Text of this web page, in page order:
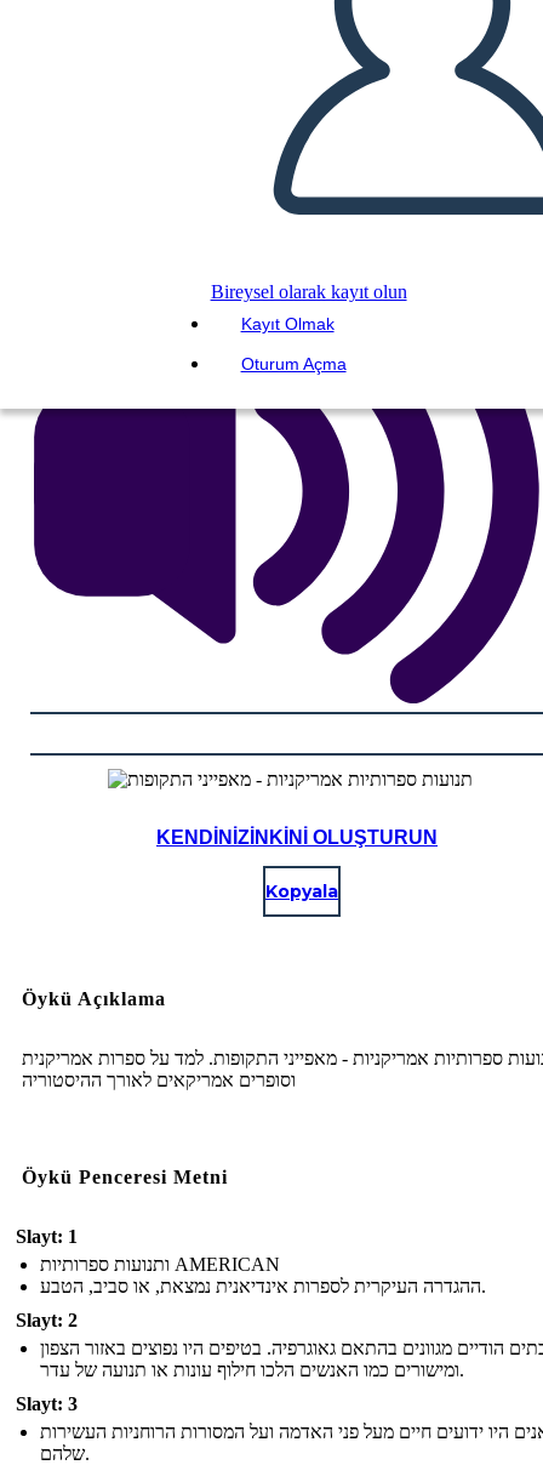
Bireysel olarak kayıt olun
Kayıt Olmak
Oturum Açma
Bu Öykü Panosunu kopyala
BİR HİKAYE PANOSU OLUŞTUR
SLAYT GÖSTERİSİNİ OYNAT
BENİ OKU
KENDINIZINKINI OLUŞTURUN
Kopyala
Öykü Açıklama
ספרותיות אמריקניות - מאפייני התקופות. למד על ספרות אמריקנית
וסופרים אמריקאים לאורך ההיסטוריה
Öykü Penceresi Metni
Slayt: 1
ותנועות ספרותיות AMERICAN
ההגדרה העיקרית לספרות אינדיאנית נמצאת, או סביב, הטבע.
Slayt: 2
הודיים מגוונים בהתאם גאוגרפיה. בטיפים היו נפוצים באזור הצפון
ומישורים כמו האנשים הלכו חילוף עונות או תנועה של עדר.
Slayt: 3
היו ידועים חיים מעל פני האדמה ועל המסורות הרוחניות העשירות
שלהם.